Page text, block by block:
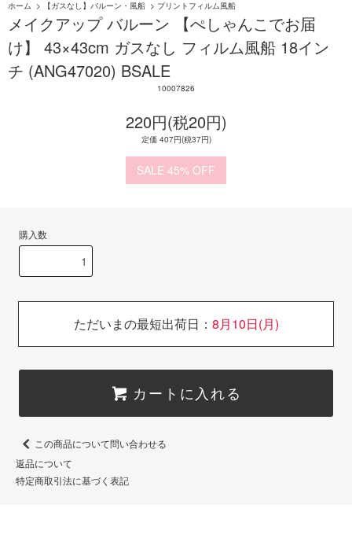
ホーム > 【ガスなし】バルーン・風船 > プリントフィルム風船
メイクアップ バルーン 【ぺしゃんこでお届
け】 43×43cm ガスなし フィルム風船 18イン
チ (ANG47020) BSALE
10007826
220円(税20円)
定価 407円(税37円)
45%
購入数
ただいまの最短出荷日： 8月10日(月)
カートに入れる
この商品について問い合わせる
返品について
特定商取引法に基づく表記